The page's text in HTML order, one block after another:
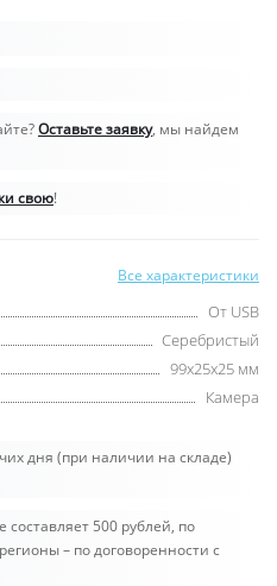
Оставьте заявку, мы найдем
свою!
Все характеристики
От USB
Серебристый
99x25x25 мм
Камера
дня (при наличии на складе)
500 рублей, по
– по договоренности с